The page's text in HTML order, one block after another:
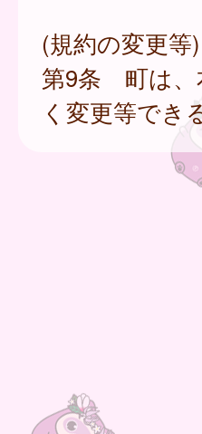
(規約の変更等)
第9条 町は、
く変更等でき